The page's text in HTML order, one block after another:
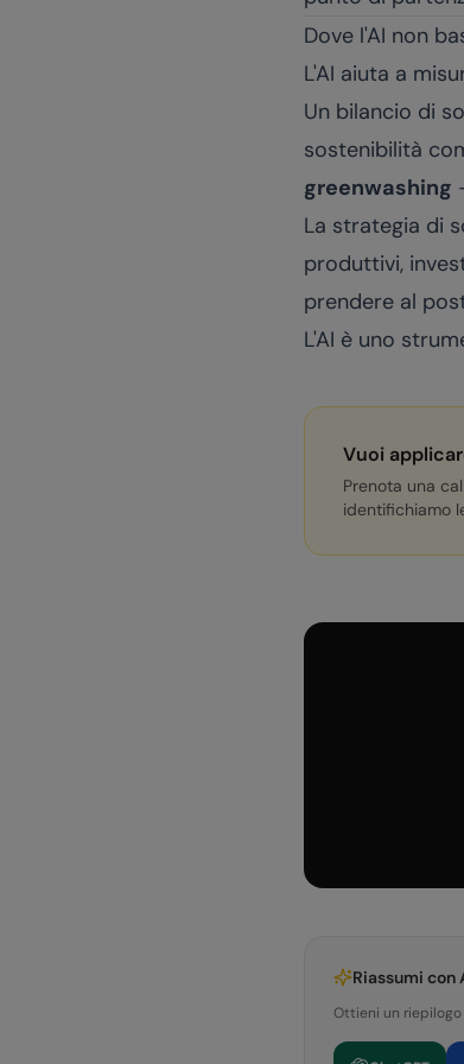
Dove l'AI non
L'AI aiuta a
Un bilancio di
sostenibilità
greenwashing
La strategia di
produttivi,
prendere al
L'AI è uno
Vuoi
Prenota una
identifichiamo
Riassumi con
Ottieni un